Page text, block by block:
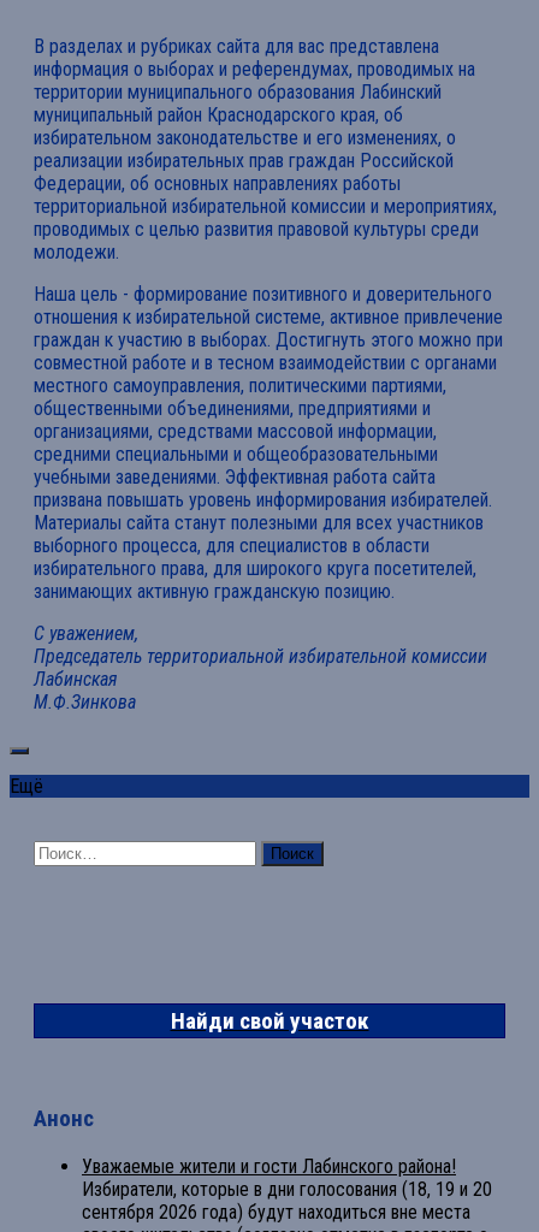
В разделах и рубриках сайта для вас представлена
информация о выборах и референдумах, проводимых на
территории муниципального образования Лабинский
муниципальный район Краснодарского края, об
избирательном законодательстве и его изменениях, о
реализации избирательных прав граждан Российской
Федерации, об основных направлениях работы
территориальной избирательной комиссии и мероприятиях,
проводимых с целью развития правовой культуры среди
молодежи.
Наша цель - формирование позитивного и доверительного
отношения к избирательной системе, активное привлечение
граждан к участию в выборах. Достигнуть этого можно при
совместной работе и в тесном взаимодействии с органами
местного самоуправления, политическими партиями,
общественными объединениями, предприятиями и
организациями, средствами массовой информации,
средними специальными и общеобразовательными
учебными заведениями. Эффективная работа сайта
призвана повышать уровень информирования избирателей.
Материалы сайта станут полезными для всех участников
выборного процесса, для специалистов в области
избирательного права, для широкого круга посетителей,
занимающих активную гражданскую позицию.
С уважением,
Председатель территориальной избирательной комиссии
Лабинская
М.Ф.Зинкова
Ещё
Найти:
Найди свой участок
Анонс
Уважаемые жители и гости Лабинского района!
Избиратели, которые в дни голосования (18, 19 и 20
сентября 2026 года) будут находиться вне места